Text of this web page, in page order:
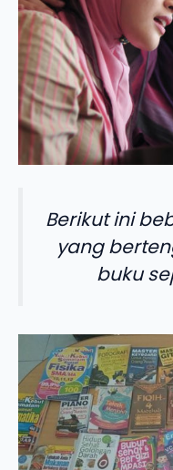
Berikut ini
yang
buku